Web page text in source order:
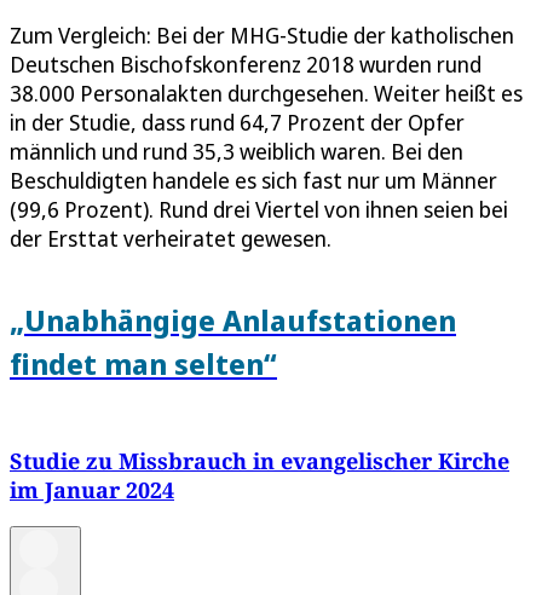
Zum Vergleich: Bei der MHG-Studie der katholischen
Deutschen Bischofskonferenz 2018 wurden rund
38.000 Personalakten durchgesehen. Weiter heißt es
in der Studie, dass rund 64,7 Prozent der Opfer
männlich und rund 35,3 weiblich waren. Bei den
Beschuldigten handele es sich fast nur um Männer
(99,6 Prozent). Rund drei Viertel von ihnen seien bei
der Ersttat verheiratet gewesen.
„Unabhängige Anlaufstationen
findet man selten“
Studie zu Missbrauch in evangelischer Kirche
im Januar 2024